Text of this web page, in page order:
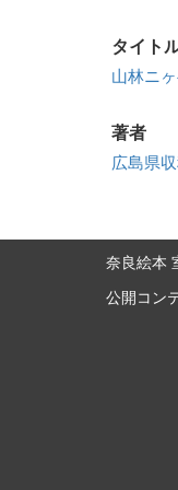
タイト
山林ニ
著者
広島県
奈良絵本
公開コン